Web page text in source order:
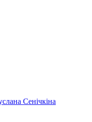
Сенічкіна